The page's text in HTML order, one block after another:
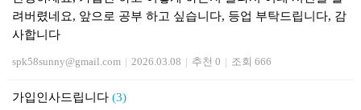
려버렸네요, 앞으로 공부 하고 싶습니다, 등업 부탁드립니다, 감
사합니다
spk58sunny@gmail.com | 2026.03.08 | 추천 0 | 조회 666
가입인사드립니다 (3)